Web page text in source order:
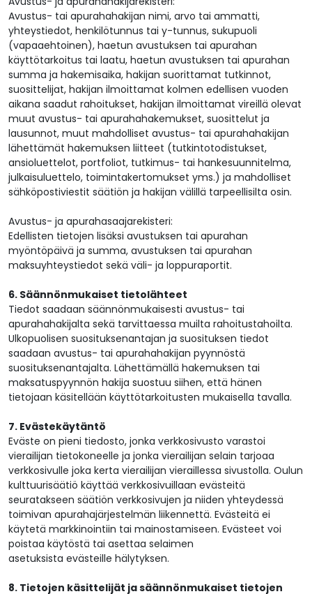
Avustus- tai apurahahakijan nimi, arvo tai ammatti,
yhteystiedot, henkilötunnus tai y-tunnus, sukupuoli
(vapaaehtoinen), haetun avustuksen tai apurahan
käyttötarkoitus tai laatu, haetun avustuksen tai apurahan
summa ja hakemisaika, hakijan suorittamat tutkinnot,
suosittelijat, hakijan ilmoittamat kolmen edellisen vuoden
aikana saadut rahoitukset, hakijan ilmoittamat vireillä olevat
muut avustus- tai apurahahakemukset, suosittelut ja
lausunnot, muut mahdolliset avustus- tai apurahahakijan
lähettämät hakemuksen liitteet (tutkintotodistukset,
ansioluettelot, portfoliot, tutkimus- tai hankesuunnitelma,
julkaisuluettelo, toimintakertomukset yms.) ja mahdolliset
sähköpostiviestit säätiön ja hakijan välillä tarpeellisilta osin.
Avustus- ja apurahasaajarekisteri:
Edellisten tietojen lisäksi avustuksen tai apurahan
myöntöpäivä ja summa, avustuksen tai apurahan
maksuyhteystiedot sekä väli- ja loppuraportit.
6. Säännönmukaiset tietolähteet
Tiedot saadaan säännönmukaisesti avustus- tai
apurahahakijalta sekä tarvittaessa muilta rahoitustahoilta.
Ulkopuolisen suosituksenantajan ja suosituksen tiedot
saadaan avustus- tai apurahahakijan pyynnöstä
suosituksenantajalta. Lähettämällä hakemuksen tai
maksatuspyynnön hakija suostuu siihen, että hänen
tietojaan käsitellään käyttötarkoitusten mukaisella tavalla.
7. Evästekäytäntö
Eväste on pieni tiedosto, jonka verkkosivusto varastoi
vierailijan tietokoneelle ja jonka vierailijan selain tarjoaa
verkkosivulle joka kerta vierailijan vieraillessa sivustolla. Oulun
kulttuurisäätiö käyttää verkkosivuillaan evästeitä
seuratakseen säätiön verkkosivujen ja niiden yhteydessä
toimivan apurahajärjestelmän liikennettä. Evästeitä ei
käytetä markkinointiin tai mainostamiseen. Evästeet voi
poistaa käytöstä tai asettaa selaimen
asetuksista evästeille hälytyksen.
8. Tietojen käsittelijät ja säännönmukaiset tietojen